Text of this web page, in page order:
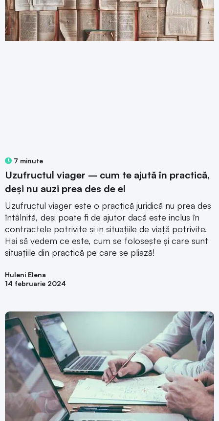
7 minute
Uzufructul viager – cum te ajută în practică,
deși nu auzi prea des de el
Uzufructul viager este o practică juridică nu prea des
întâlnită, deși poate fi de ajutor dacă este inclus în
contractele potrivite și in situațiile de viață potrivite.
Hai să vedem ce este, cum se folosește și care sunt
situațiile din practică pe care se pliază!
Huleni Elena
14 februarie 2024